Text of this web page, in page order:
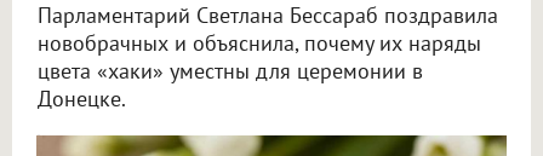
Парламентарий Светлана Бессараб поздравила
новобрачных и объяснила, почему их наряды
цвета «хаки» уместны для церемонии в
Донецке.